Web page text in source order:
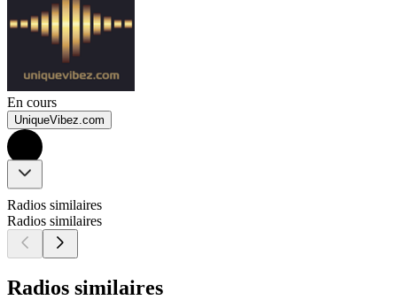
En cours
UniqueVibez.com
Radios similaires
Radios similaires
Radios similaires